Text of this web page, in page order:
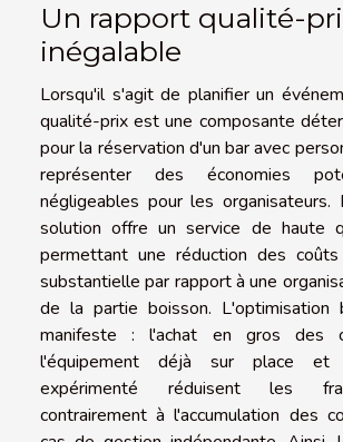
Un rapport qualité-
inégalable
Lorsqu'il s'agit de planifier un
qualité-prix est une composante
pour la réservation d'un bar avec
représenter des économies
négligeables pour les
solution offre un service de haute
permettant une réduction des
substantielle par rapport à une
de la partie boisson. L'optimisation
manifeste : l'achat en gros des
l'équipement déjà sur place et
expérimenté réduisent les
contrairement à l'accumulation des